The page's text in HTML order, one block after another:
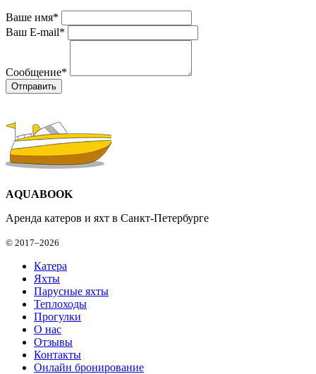
Ваше имя*
Ваш E-mail*
Сообщение*
AQUABOOK
Аренда катеров и яхт в Санкт-Петербурге
© 2017–2026
Катера
Яхты
Парусные яхты
Теплоходы
Прогулки
О нас
Отзывы
Контакты
Онлайн бронирование